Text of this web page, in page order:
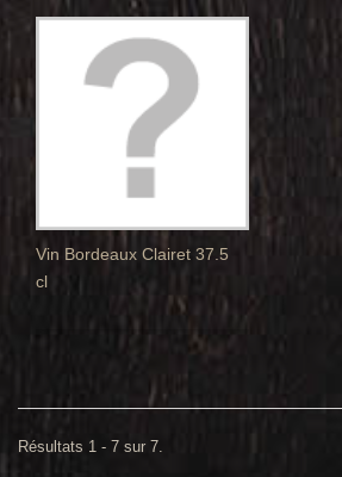
Vin Bordeaux Clairet 37.5
cl
Résultats 1 - 7 sur 7.